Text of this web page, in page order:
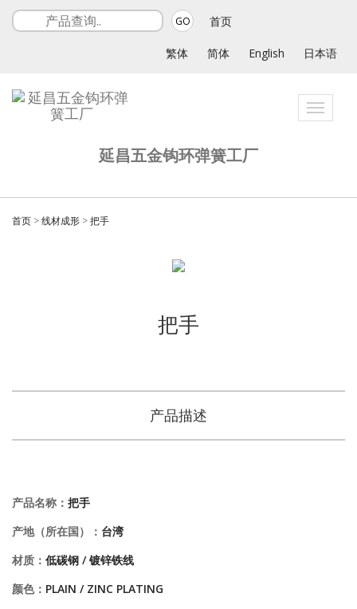
GO 首页
繁体 简体 English 日本语
Toggle
延昌五金钩环弹簧工厂
首页 >线材成形 >把手
把手
产品描述
产品名称： 把手
产地（所在国）： 台湾
材质： 低碳钢 / 镀锌铁线
颜色： PLAIN / ZINC PLATING